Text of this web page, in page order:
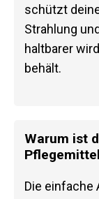
schützt
Strahlung
haltbarer
behält.
Warum ist
Die einfache